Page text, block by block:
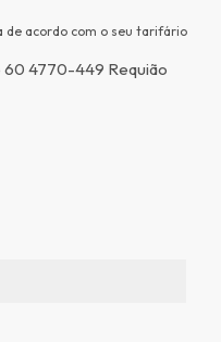
de acordo com o seu tarifário
60 4770-449 Requião